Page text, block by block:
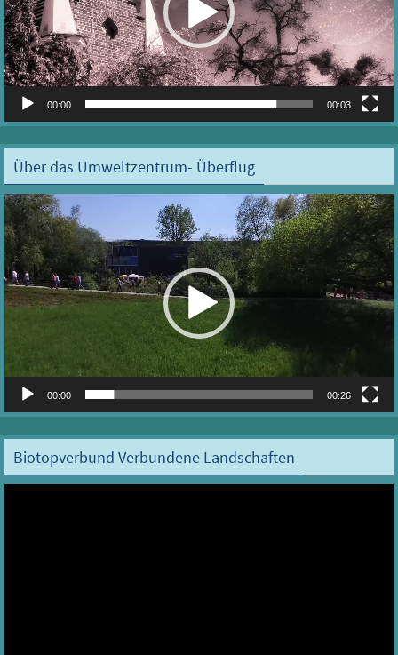
00:00 00:03
Über das Umweltzentrum- Überflug
Video-
Player
00:00 00:26
Biotopverbund Verbundene Landschaften